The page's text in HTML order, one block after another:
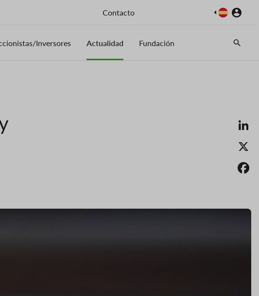
Contacto Imagen
Inversores Actualidad Fundación